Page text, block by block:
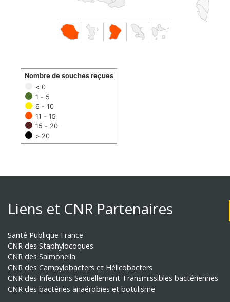
< 0
1 - 5
6 - 10
11 - 15
15 - 20
> 20
Nombre de souches reçues
Liens et CNR Partenaires
Santé Publique France
CNR des Staphylocoques
CNR des Salmonella
CNR des Campylobacters et Hélicobacters
CNR des Infections Sexuellement Transmissibles bactériennes
CNR des bactéries anaérobies et botulisme